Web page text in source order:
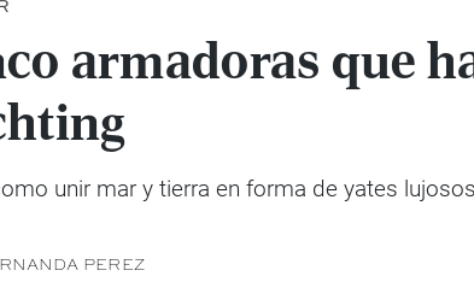
armadoras que
unir mar y tierra en forma de yates
PEREZ